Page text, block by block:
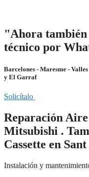
"Ahora
técnico por
Barcelones - Maresme -
y El Garraf
Solicítalo
Reparación
Mitsubishi .
Cassette en
Instalación y